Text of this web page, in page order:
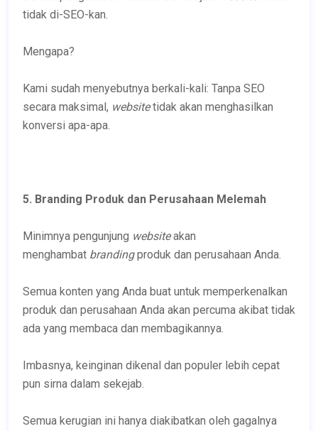
tidak di-SEO-kan.
Mengapa?
Kami sudah menyebutnya berkali-kali: Tanpa SEO
secara maksimal, websitetidak akan menghasilkan
konversi apa-apa.
5. Branding Produk dan Perusahaan Melemah
Minimnya pengunjung websiteakan
menghambat brandingproduk dan perusahaan Anda.
Semua konten yang Anda buat untuk memperkenalkan
produk dan perusahaan Anda akan percuma akibat tidak
ada yang membaca dan membagikannya.
Imbasnya, keinginan dikenal dan populer lebih cepat
pun sirna dalam sekejab.
Semua kerugian ini hanya diakibatkan oleh gagalnya